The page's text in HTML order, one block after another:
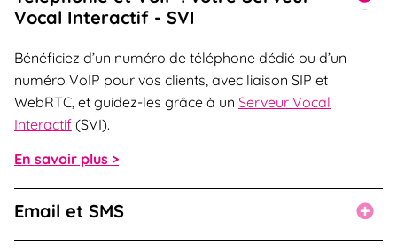
Vocal Interactif - SVI
Bénéficiez d’un numéro de téléphone dédié ou d’un
numéro VoIP pour vos clients, avec liaison SIP et
WebRTC, et guidez-les grâce à un Serveur Vocal
Interactif (SVI).
En savoir plus >
Email et SMS